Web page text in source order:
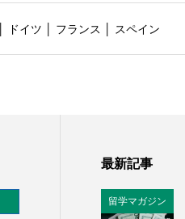
ドイツ フランス スペイン
最新記事
留学マガジン